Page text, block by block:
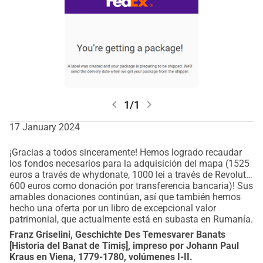
chevron_left 1/1 chevron_right
17 January 2024
¡Gracias a todos sinceramente! Hemos logrado recaudar
los fondos necesarios para la adquisición del mapa (1525
euros a través de whydonate, 1000 lei a través de Revolut y
600 euros como donación por transferencia bancaria)! Sus
amables donaciones continúan, así que también hemos
hecho una oferta por un libro de excepcional valor
patrimonial, que actualmente está en subasta en Rumanía.
Franz Griselini, Geschichte Des Temesvarer Banats
[Historia del Banat de Timiș], impreso por Johann Paul
Kraus en Viena, 1779-1780, volúmenes I-II.